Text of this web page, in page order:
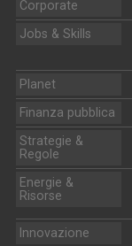
Corporate
Jobs & Skills
Planet
Finanza pubblica
Strategie &
Regole
Energie &
Risorse
Innovazione